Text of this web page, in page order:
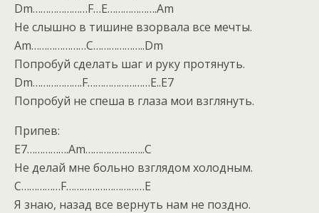
Dm…………………F…E……………….Am
Не слышно в тишине взорвала все мечты.
Am…………………C………………..Dm
Попробуй сделать шаг и руку протянуть.
Dm……………….F……………………E..E7
Попробуй не спеша в глаза мои взглянуть.
Припев:
E7…………….Am…………………..C
Не делай мне больно взглядом холодным.
C……………F…………………………E
Я знаю, назад все вернуть нам не поздно.